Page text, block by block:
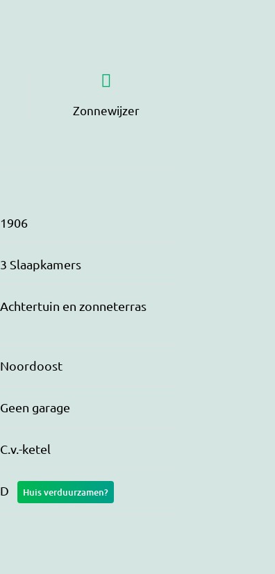
Zonnewijzer
1906
3 Slaapkamers
Achtertuin en zonneterras
Noordoost
Geen garage
C.v.-ketel
D Huis verduurzamen?